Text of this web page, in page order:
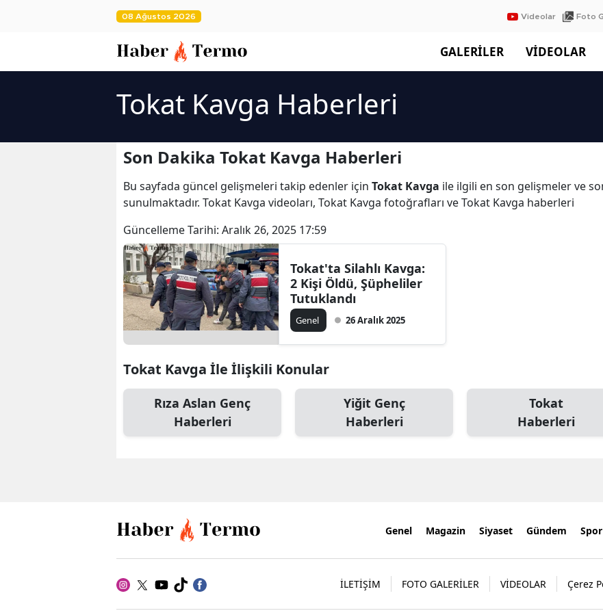
08 Ağustos 2026 Videolar Foto
GALERİLER VİDEOLAR
Tokat Kavga Haberleri
Son Dakika Tokat Kavga Haberleri
Bu sayfada güncel gelişmeleri takip edenler için Tokat Kavga ile ilgili en son gelişmeler ve
sunulmaktadır. Tokat Kavga videoları, Tokat Kavga fotoğrafları ve Tokat Kavga haberleri
Güncelleme Tarihi: Aralık 26, 2025 17:59
Tokat'ta Silahlı Kavga:
2 Kişi Öldü, Şüpheliler
Tutuklandı
Genel 26 Aralık 2025
Tokat Kavga İle İlişkili Konular
Rıza Aslan Genç
Haberleri
Yiğit Genç
Haberleri
Tokat
Haberleri
Genel Magazin Siyaset Gündem Spor
İLETİŞİM FOTO GALERİLER VİDEOLAR Çerez